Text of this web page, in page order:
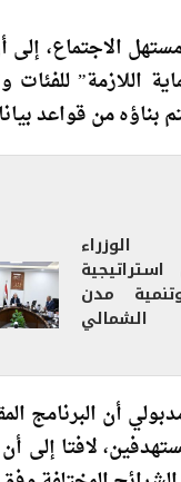
الاجتماع،
اللازمة”
بناؤه من قواعد
مدن
الشمالي
أن البرنامج
لافتا
المختلفة